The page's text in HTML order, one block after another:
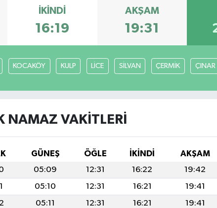
İKINDI
16:19
AKŞAM
19:31
KOCAKÖY KULP LİCE SİLVAN ÇERMİK ÇINAR
NAMAZ VAKITLERI
GÜNEŞ ÖĞLE İKINDI AKŞAM
05:09 12:31 16:22 19:42
05:10 12:31 16:21 19:41
05:11 12:31 16:21 19:41